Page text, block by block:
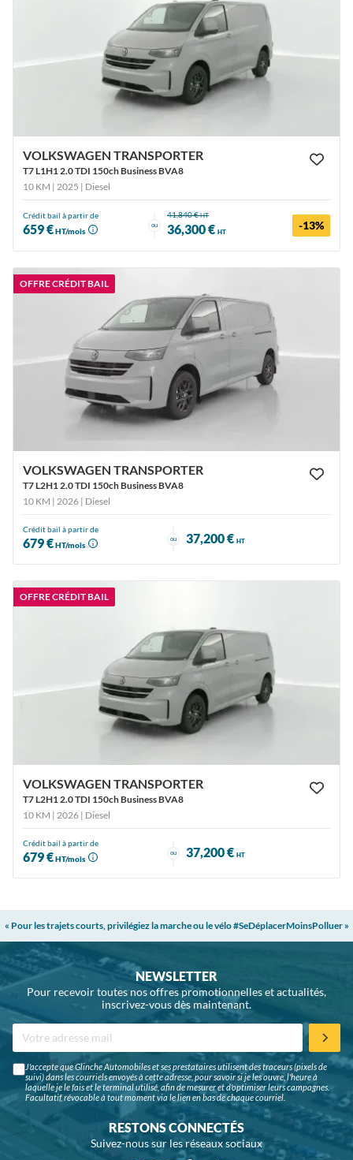
VOLKSWAGEN TRANSPORTER
T7 L1H1 2.0 TDI 150ch Business BVA8
10 KM | 2025 | Diesel
Crédit bail à partir de
659 €HT/mois
ou
41,840 €HT
36,300 € HT -13%
OFFRE CRÉDIT BAIL
VOLKSWAGEN TRANSPORTER
T7 L2H1 2.0 TDI 150ch Business BVA8
10 KM | 2026 | Diesel
Crédit bail à partir de
679 €HT/mois
ou 37,200 € HT
OFFRE CRÉDIT BAIL
VOLKSWAGEN TRANSPORTER
T7 L2H1 2.0 TDI 150ch Business BVA8
10 KM | 2026 | Diesel
Crédit bail à partir de
679 €HT/mois
ou 37,200 € HT
« Pour les trajets courts, privilégiez la marche ou le vélo #SeDéplacerMoinsPolluer »
NEWSLETTER
Pour recevoir toutes nos offres promotionnelles et actualités,
inscrivez-vous dès maintenant.
J'accepte que Glinche Automobiles et ses prestataires utilisent des traceurs (pixels de
suivi) dans les courriels envoyés à cette adresse, pour savoir si je les ouvre, l'heure à
laquelle je le fais et le terminal utilisé, afin de mesurer et d'optimiser leurs campagnes.
Facultatif, révocable à tout moment via le lien en bas de chaque courriel.
RESTONS CONNECTÉS
Suivez-nous sur les réseaux sociaux